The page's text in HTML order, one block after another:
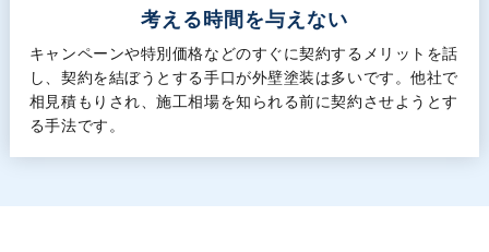
考える時間を与えない
キャンペーンや特別価格などのすぐに契約するメリットを話
し、契約を結ぼうとする手口が外壁塗装は多いです。他社で
相見積もりされ、施工相場を知られる前に契約させようとす
る手法です。